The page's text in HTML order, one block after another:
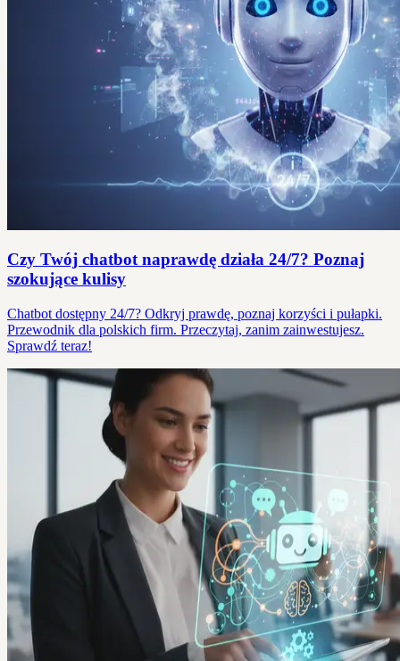
Czy Twój chatbot naprawdę działa 24/7? Poznaj
szokujące kulisy
Chatbot dostępny 24/7? Odkryj prawdę, poznaj korzyści i pułapki.
Przewodnik dla polskich firm. Przeczytaj, zanim zainwestujesz.
Sprawdź teraz!